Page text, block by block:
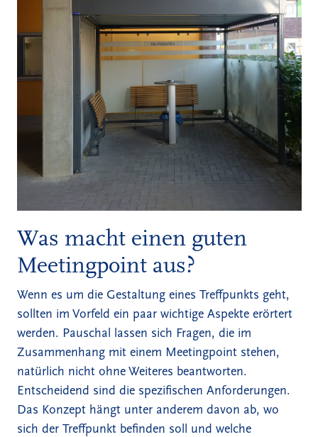
Was macht einen guten
Meetingpoint aus?
Wenn es um die Gestaltung eines Treffpunkts geht,
sollten im Vorfeld ein paar wichtige Aspekte erörtert
werden. Pauschal lassen sich Fragen, die im
Zusammenhang mit einem Meetingpoint stehen,
natürlich nicht ohne Weiteres beantworten.
Entscheidend sind die spezifischen Anforderungen.
Das Konzept hängt unter anderem davon ab, wo
sich der Treffpunkt befinden soll und welche